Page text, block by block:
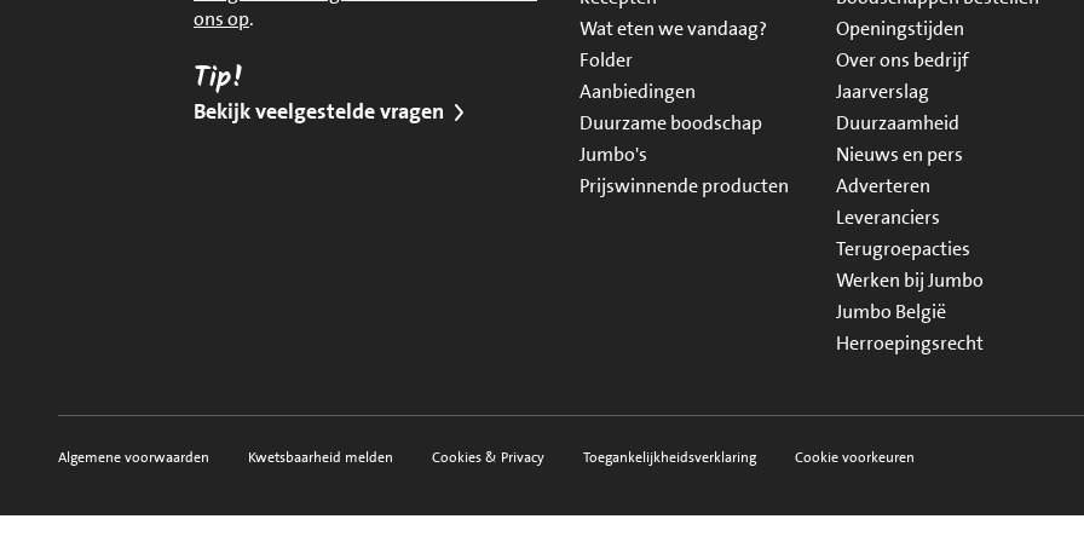
ons op.
Tip!
Bekijk veelgestelde vragen
Wat eten we vandaag?
Folder
Aanbiedingen
Duurzame boodschap
Jumbo's
Prijswinnende producten
Openingstijden
Over ons bedrijf
Jaarverslag
Duurzaamheid
Nieuws en pers
Adverteren
Leveranciers
Terugroepacties
Werken bij Jumbo
Jumbo België
Herroepingsrecht
Voorwaarden, privacy en sitemap
Algemene voorwaarden Kwetsbaarheid melden Cookies & Privacy Toegankelijkheidsverklaring Cookie voorkeuren